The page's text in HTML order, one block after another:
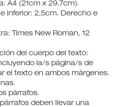
A4 (21cm x 29,7cm).
inferior: 2,5cm. Derecho e
Times New Roman, 12
del cuerpo del texto:
la/s página/s de
el texto en ambos márgenes.
párrafos.
deben llevar una